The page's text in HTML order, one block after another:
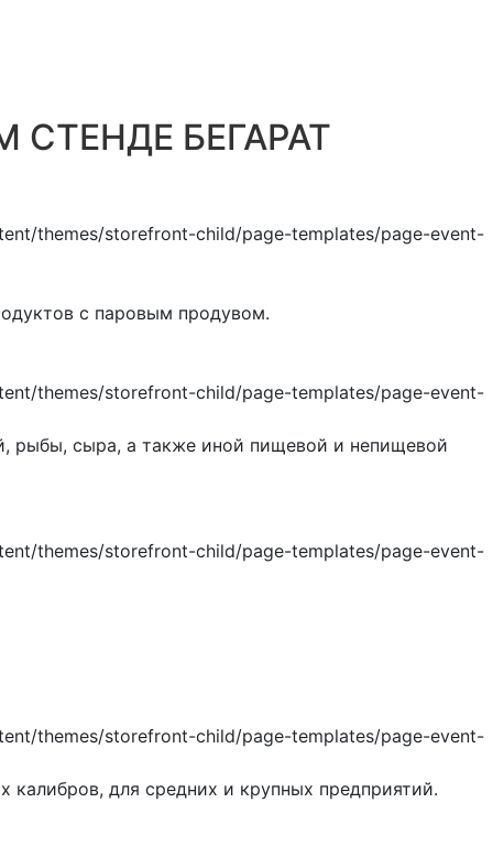
БЕГАРАТ
с паровым продувом.
рыбы, сыра, а также иной пищевой и непищевой
калибров, для средних и крупных предприятий.